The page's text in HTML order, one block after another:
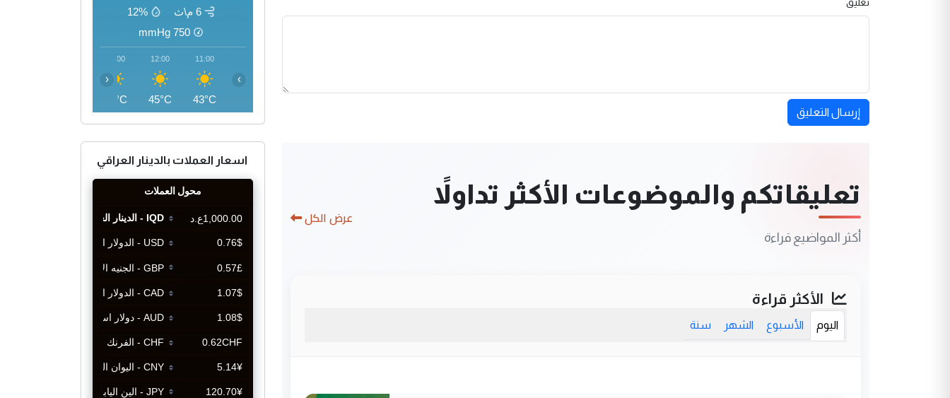
تعليق
إرسال التعليق
تعليقاتكم والموضوعات الأكثر تداولاً
أكثر المواضيع قراءة
عرض الكل
الأكثر قراءة
اليوم الأسبوع الشهر سنة
6 م\ث
12%
750
mmHg
11:00
43°C
12:00
45°C
13:00
46°C
‹ ›
اسعار العملات بالدينار العراقي